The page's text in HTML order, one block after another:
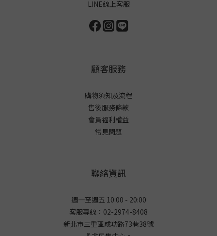
LINE線上客服
顧客服務
購物須知及流程
售後服務條款
會員福利權益
常見問題
聯絡資訊
週一至週五 10:00 - 20:00
客服專線：02-2974-8408
新北市三重區成功路73巷38號